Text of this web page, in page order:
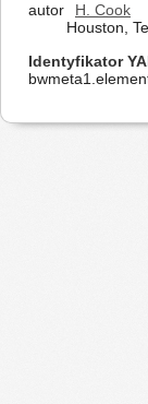
autor
H. Cook
Houston,
Identyfikator